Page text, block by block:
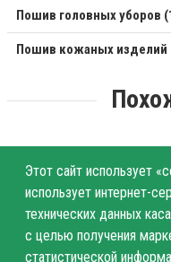
Пошив головных уборов
Пошив кожаных изделий
Этот сайт использует
использует интернет-
технических данных
с целью получения
статистической